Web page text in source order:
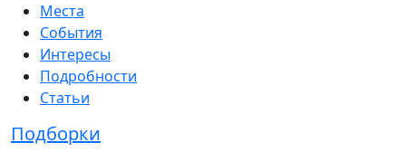
Места
События
Интересы
Подробности
Статьи
Подборки